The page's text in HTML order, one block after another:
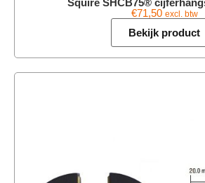
Squire SHCB75®
€71,50 excl. btw
Bekijk product